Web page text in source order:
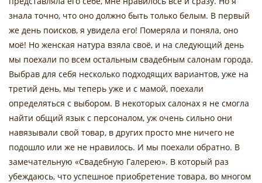
знала точно, что оно должно быть только белым. В первый
же день поисков, я увидела его! Померяла и поняла, оно
моё! Но женская натура взяла своё, и на следующий день
мы поехали по всем остальным свадебным салонам города.
Выбрав для себя несколько подходящих вариантов, уже на
третий день, мы теперь уже и с мамой, поехали
определяться с выбором. В некоторых салонах я не смогла
найти общий язык с персоналом, уж очень сильно они
навязывали свой товар, в других просто мне ничего не
подошло или же не нравилось. И мы поехали обратно. В
замечательную «Свадебную Галерею». В который раз
убеждаюсь, что успешное приобретение товара, во многом